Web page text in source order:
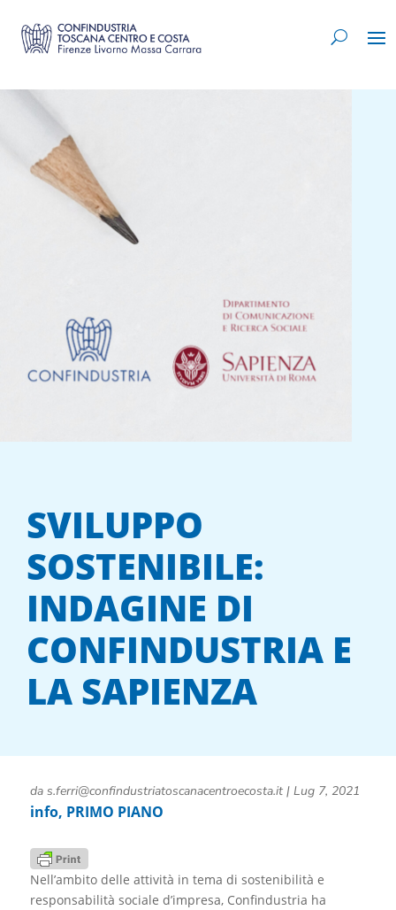
SVILUPPO
SOSTENIBILE:
INDAGINE DI
CONFINDUSTRIA E
LA SAPIENZA
da s.ferri@confindustriatoscanacentroecosta.it| Lug 7, 2021
info, PRIMO PIANO
Nell’ambito delle attività in tema di sostenibilità e
responsabilità sociale d’impresa, Confindustria ha